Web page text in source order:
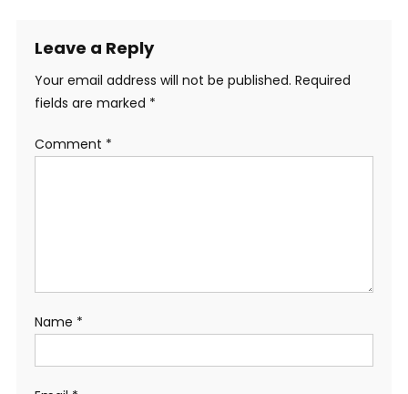
Leave a Reply
Your email address will not be published. Required
fields are marked *
Comment *
Name *